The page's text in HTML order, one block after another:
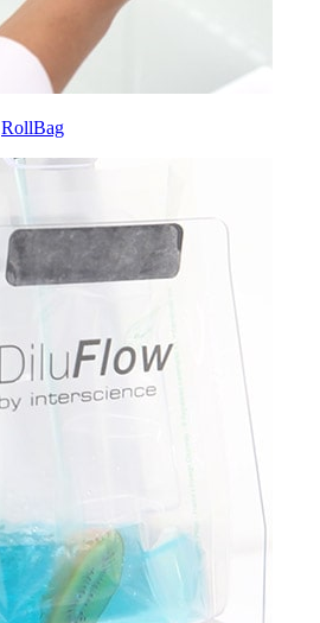
RollBag